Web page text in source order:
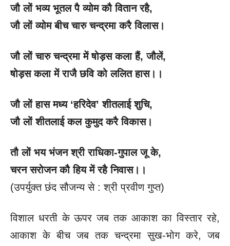
जौ लों भव्य भूतल पै व्योम कौ वितान रहै,
जौ लों व्योम बीच चारु चन्द्रमा करै विलास।
जौ लों चारु चन्द्रमा में षोड़स कला हैं, जौलें,
षोड़स कला में राजै छवि को ललित हास।।
जौ लों हास मध्य‘हरिदेव’ शीतलाई शुचि,
जौ लों शीतलाई कल कुमुद करै विकास।
तौ लों भय भंजन श्री राधिका-गुपाल जू के,
चरन सरोजन कौ हिय में रहै निवास।।
(उपर्युक्त छंद सौजन्य से : श्री प्रवीण गुप्त)
विशाल धरती के ऊपर जब तक आकाश का विस्तार रहे,
आकाश के बीच जब तक चन्द्रमा सुख-भोग करे, जब